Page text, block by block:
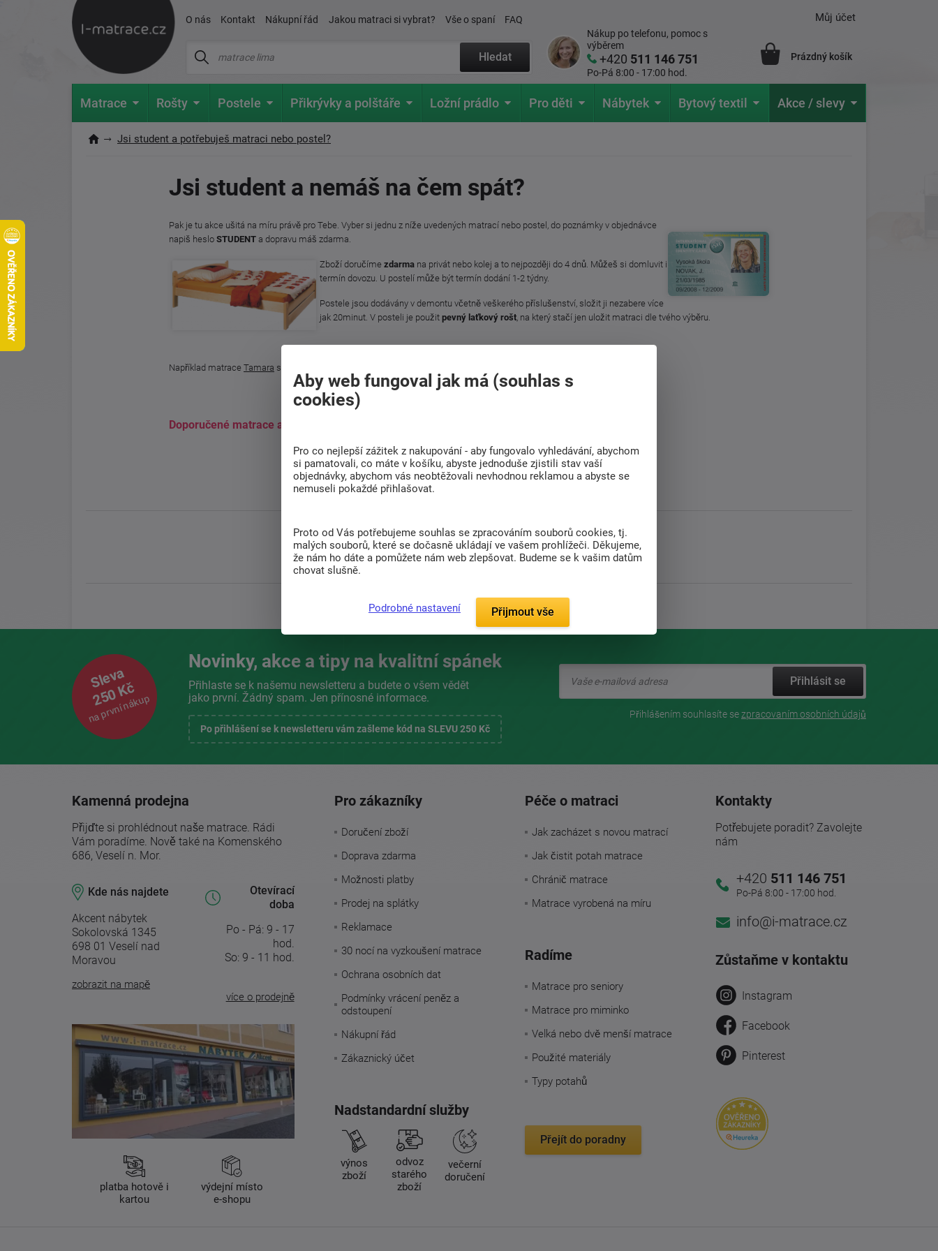
O nás Kontakt Nákupní řád Jakou matraci si vybrat? Vše o spaní FAQ
Hledat
Nákup po telefonu, pomoc s
výběrem
+420 511 146 751
Po-Pá 8:00 - 17:00 hod.
Můj účet
Prázdný košík
Matrace Rošty Postele Přikrývky a polštáře Ložní prádlo Pro děti Nábytek Bytový textil Akce / slevy
Jsi student a potřebuješ matraci nebo postel?
Jsi student a nemáš na čem spát?
Pak je tu akce ušitá na míru právě pro Tebe. Vyber si jednu z níže uvedených matrací nebo postel, do poznámky v objednávce
napiš heslo STUDENT a dopravu máš zdarma.
Zboží doručíme zdarma na privát nebo kolej a to nejpozději do 4 dnů. Můžeš si domluvit i
termín dovozu. U postelí může být termín dodání 1-2 týdny.
Postele jsou dodávány v demontu včetně veškerého příslušenství, složit ji nezabere více
jak 20minut. V posteli je použit pevný laťkový rošt , na který stačí jen uložit matraci dle tvého výběru.
Například matrace Tamara s postelí
Doporučené matrace a postele
Sleva
250 Kč
na první nákup
Novinky, akce a tipy na kvalitní spánek
Přihlaste se k našemu newsletteru a budete o všem vědět
jako první. Žádný spam. Jen přínosné informace.
Po přihlášení se k newsletteru vám zašleme kód na SLEVU 250 Kč
Přihlásit se
Přihlášením souhlasíte sezpracovaním osobních údajů
Kamenná prodejna
Přijďte si prohlédnout naše matrace. Rádi
Vám poradíme. Nově také na Komenského
686, Veselí n. Mor.
Kde nás najdete
Akcent nábytek
Sokolovská 1345
698 01 Veselí nad
Moravou
zobrazit na mapě
Otevírací
doba
Po - Pá: 9 - 17
hod.
So: 9 - 11 hod.
více o prodejně
platba hotově i
kartou
výdejní místo
e-shopu
Pro zákazníky
Doručení zboží
Doprava zdarma
Možnosti platby
Prodej na splátky
Reklamace
30 nocí na vyzkoušení matrace
Ochrana osobních dat
Podmínky vrácení peněz a
odstoupení
Nákupní řád
Zákaznický účet
Nadstandardní služby
výnos
zboží
odvoz
starého
zboží
večerní
doručení
Péče o matraci
Jak zacházet s novou matrací
Jak čistit potah matrace
Chránič matrace
Matrace vyrobená na míru
Radíme
Matrace pro seniory
Matrace pro miminko
Velká nebo dvě menší matrace
Použité materiály
Typy potahů
Přejít do poradny
Kontakty
Potřebujete poradit? Zavolejte
nám
+420 511 146 751
Po-Pá 8:00 - 17:00 hod.
info@i-matrace.cz
Zůstaňme v kontaktu
Instagram
Facebook
Pinterest
Aby web fungoval jak má (souhlas s
cookies)
Pro co nejlepší zážitek z nakupování - aby fungovalo vyhledávání, abychom
si pamatovali, co máte v košíku, abyste jednoduše zjistili stav vaší
objednávky, abychom vás neobtěžovali nevhodnou reklamou a abyste se
nemuseli pokaždé přihlašovat.
Proto od Vás potřebujeme souhlas se zpracováním souborů cookies, tj.
malých souborů, které se dočasně ukládají ve vašem prohlížeči. Děkujeme,
že nám ho dáte a pomůžete nám web zlepšovat. Budeme se k vašim datům
chovat slušně.
Podrobné nastavení Přijmout vše